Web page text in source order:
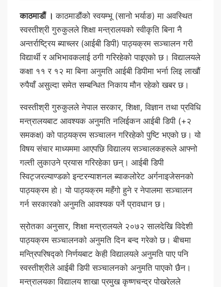
काठमाडौं । काठमाडौंको स्वयम्भू (सानो भर्याङ) मा अवस्थित
स्वस्तीश्री गुरुकुलले शिक्षा मन्त्रालयको स्वीकृति बिना नै
अन्तर्राष्ट्रिय ब्याच्लर (आईबी डिपी) पाठ्यक्रम सञ्चालन गरी
विद्यार्थी र अभिभावकलाई ठगी गरिरहेको पाइएको छ। विद्यालयले
कक्षा ११ र १२ मा बिना अनुमति आईबी डिपीमा भर्ना लिइ लाखौं
रुपैयाँ असुल्दा समेत सम्बन्धित निकाय मौन रहेको खबर छ।
स्वस्तीश्री गुरुकुलले नेपाल सरकार, शिक्षा, विज्ञान तथा प्रविधि
मन्त्रालयबाट आवश्यक अनुमति नलिईकन आईबी डिपी (+२
समकक्ष) को पाठ्यक्रम सञ्चालन गरिरहेको पुष्टि भएको छ। यो
विषय संचार माध्यममा आएपछि विद्यालय सञ्चालकहरूले आफ्नो
गल्ती लुकाउने प्रयास गरिरहेका छन्। आईबी डिपी
स्विट्जरल्याण्डको इन्टरन्याशनल ब्याकलोरेट अर्गनाइजेसनको
पाठ्यक्रम हो। यो पाठ्यक्रम महँगो हुने र नेपालमा सञ्चालन
गर्न सरकारको अनुमति आवश्यक पर्ने प्रावधान छ।
स्रोतका अनुसार, शिक्षा मन्त्रालयले २०७२ सालदेखि विदेशी
पाठ्यक्रम सञ्चालनको अनुमति दिन बन्द गरेको छ। बीचमा
मन्त्रिपरिषद्को निर्णयबाट केही विद्यालयले अनुमति पाए पनि
स्वस्तीश्रीले आईबी डिपी सञ्चालनको अनुमति पाएको छैन।
मन्त्रालयका विद्यालय शाखा प्रमुख कृष्णचन्द्र पोखरेलले